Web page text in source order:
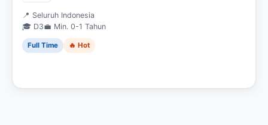
📍 Seluruh Indonesia
🎓 D3💼 Min. 0-1 Tahun
Full Time 🔥 Hot